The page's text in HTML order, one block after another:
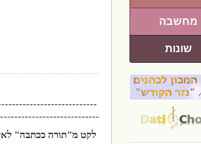
מחשבה
שונות
לקט מ"תורה ככתבה"